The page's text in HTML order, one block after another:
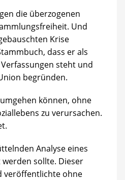
die überzogenen
Und
Krise
dass er als
steht und
begründen.
können, ohne
zu verursachen.
Analyse eines
sollte. Dieser
veröffentlichte ohne